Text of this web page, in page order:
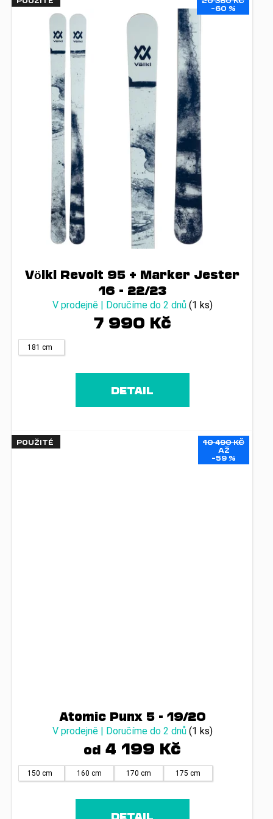
–60 %
Völkl Revolt 95 + Marker Jester
16 - 22/23
V prodejně | Doručíme do 2 dnů (1 ks)
7 990 Kč
181 cm
DETAIL
POUŽITÉ
10 490 KČ
AŽ
–59 %
Atomic Punx 5 - 19/20
V prodejně | Doručíme do 2 dnů (1 ks)
od 4 199 Kč
150 cm 160 cm 170 cm 175 cm
DETAIL